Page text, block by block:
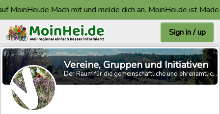
Mach mit und melde dich an. MoinHei.de ist Made in
Sign in / up
Vereine, Gruppen und Initiativen
Der Raum für die gemeinschaftliche und ehrenamtliche Arbeit.